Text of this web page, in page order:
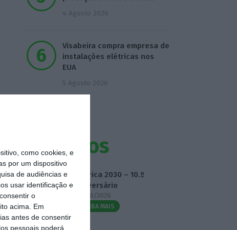
como cookies, e
por um dispositivo
de audiências e
usar identificação e
o
acima. Em
antes de consentir
pessoais poderá
4 Agosto 2026
Visabeira compra empresa de
instalações elétricas nos
EUA
5 Agosto 2026
Eventos
Fábrica 2030 – 10.º
Aniversário
14/10/2026
SAIBA MAIS